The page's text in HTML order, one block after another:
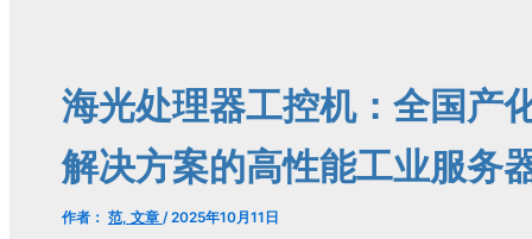
海光处理器工控机：全国产
解决方案的高性能工业服务
作者： 范, 文章 /2025年10月11日